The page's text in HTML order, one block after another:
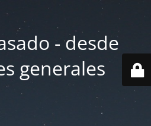
- desde
generales